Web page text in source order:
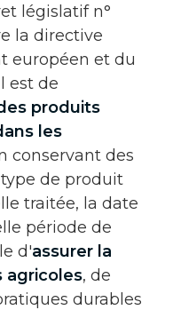
législatif n°
la directive
européen et du
est de
produits
les
conservant des
de produit
traitée, la date
période de
d'assurer la
agricoles, de
durables